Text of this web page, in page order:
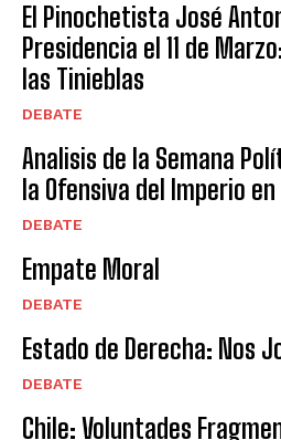
El Pinochetista José
Presidencia el 11 de
las Tinieblas
DEBATE
Analisis de la Semana
la Ofensiva del Imperio
DEBATE
Empate Moral
DEBATE
Estado de Derecha: Nos
DEBATE
Chile: Voluntades